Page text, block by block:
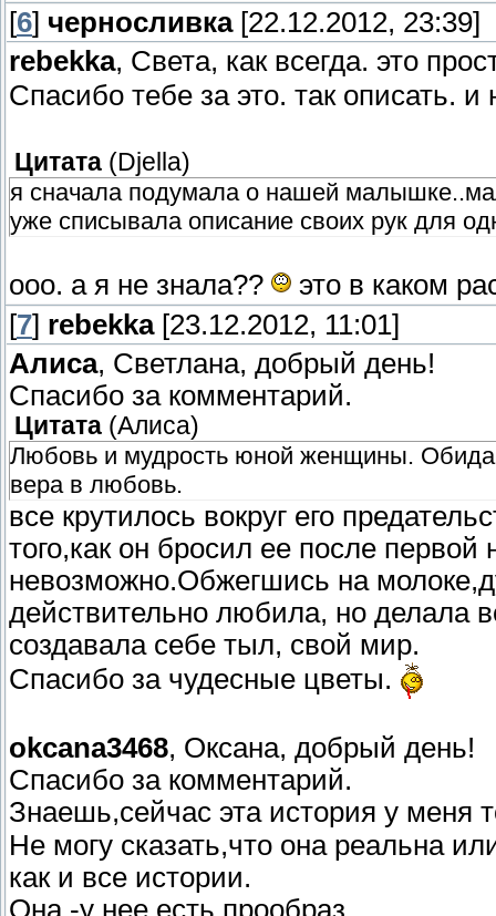
[6] черносливка[22.12.2012, 23:39]
rebekka, Света, как всегда. это
Спасибо тебе за это. так описать.
Цитата ( Djella)
я сначала подумала о нашей
уже списывала описание своих рук для
ооо. а я не знала??
это в каком
[7] rebekka[23.12.2012, 11:01]
Алиса, Светлана, добрый день!
Спасибо за комментарий.
Цитата (Алиса)
Любовь и мудрость юной женщины. Обида
вера в любовь.
все крутилось вокруг его
того,как он бросил ее после
невозможно.Обжегшись на
действительно любила, но делала
создавала себе тыл, свой мир.
Спасибо за чудесные цветы.
okcana3468, Оксана, добрый день!
Спасибо за комментарий.
Знаешь,сейчас эта история у
Не могу сказать,что она реальна
как и все истории.